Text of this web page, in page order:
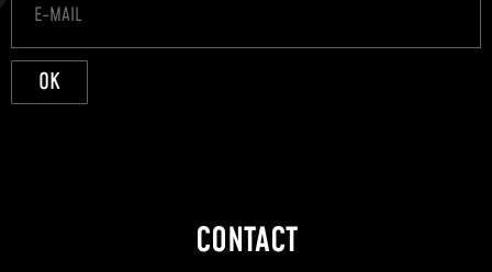
OK
CONTACT